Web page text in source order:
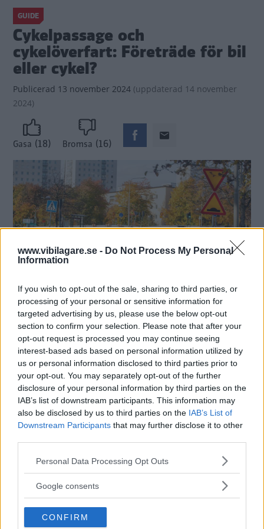
www.vibilagare.se - Do Not Process My Personal
Information
If you wish to opt-out of the sale, sharing to third parties, or
processing of your personal or sensitive information for
targeted advertising by us, please use the below opt-out
section to confirm your selection. Please note that after your
opt-out request is processed you may continue seeing
interest-based ads based on personal information utilized by
us or personal information disclosed to third parties prior to
your opt-out. You may separately opt-out of the further
disclosure of your personal information by third parties on the
IAB’s list of downstream participants. This information may
also be disclosed by us to third parties on the IAB’s List of
Downstream Participants that may further disclose it to other
Please note that this website/app uses one or more Google
not limited to your visit or usage behaviour. You may click to
use your data for below specified purposes in below Google
consent section.
Personal Data Processing Opt Outs
Google consents
CONFIRM
GUIDE
Cykelpassage och
cykelöverfart: Företräde för bil
eller cykel?
Publicerad 13 november 2024 (uppdaterad 14 november
2024)
Gasa (18) Bromsa (16)
Stockholms stad har valt en lösning med hajtänder och skylt för väjningsplikt
vid cykelpassager.
Vad gäller när en cyklist ska korsa bilvägen? Ofta ska
cyklisten lämna företräde – men som bilist måste du
alltid kunna stanna. Vi reder ut vad som gäller vid
olika överfarter.
Text
Klas Skarin
Det här är en låst artikel.
att fortsätta läsa.